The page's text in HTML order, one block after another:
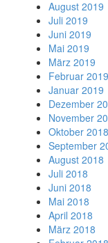
August 2019
Juli 2019
Juni 2019
Mai 2019
März 2019
Februar 2019
Januar 2019
Dezember
November
Oktober 2018
September
August 2018
Juli 2018
Juni 2018
Mai 2018
April 2018
März 2018